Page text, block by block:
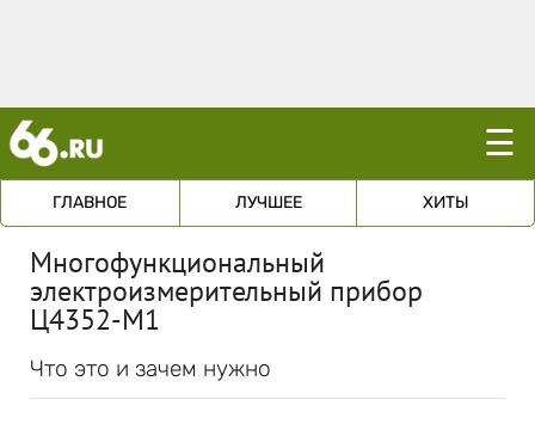
☰
ГЛАВНОЕ ЛУЧШЕЕ ХИТЫ
Многофункциональный
электроизмерительный прибор
Ц4352-М1
Что это и зачем нужно